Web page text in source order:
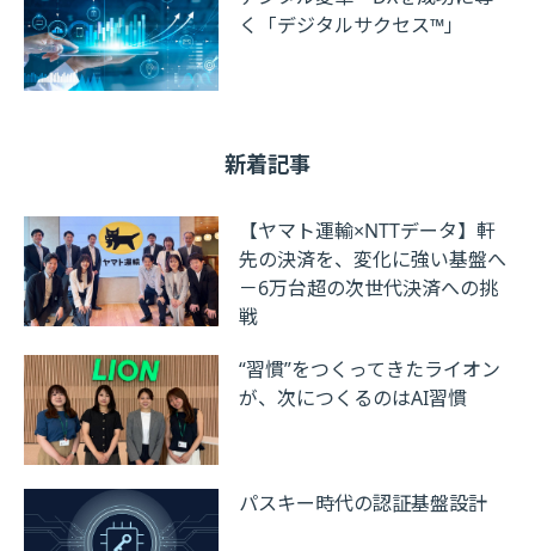
く「デジタルサクセス™」
新着記事
【ヤマト運輸×NTTデータ】軒
先の決済を、変化に強い基盤へ
－6万台超の次世代決済への挑
戦
“習慣”をつくってきたライオン
が、次につくるのはAI習慣
パスキー時代の認証基盤設計